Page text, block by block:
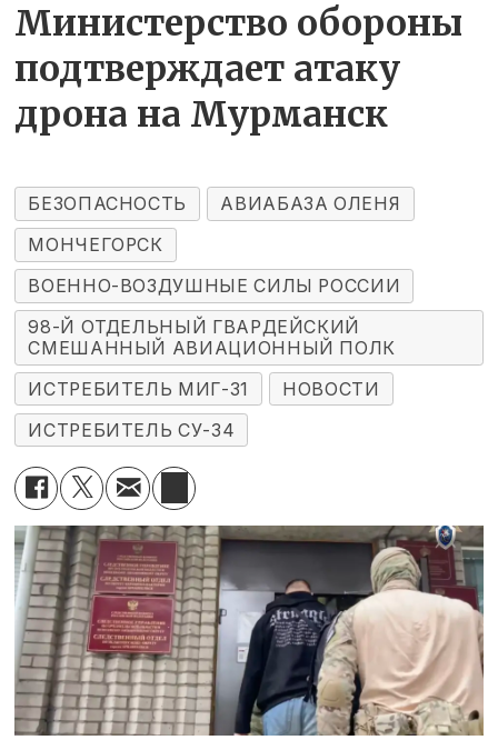
Министерство обороны
подтверждает атаку
дрона на Мурманск
БЕЗОПАСНОСТЬ
АВИАБАЗА ОЛЕНЯ
МОНЧЕГОРСК
ВОЕННО-ВОЗДУШНЫЕ СИЛЫ РОССИИ
98-Й ОТДЕЛЬНЫЙ ГВАРДЕЙСКИЙ
СМЕШАННЫЙ АВИАЦИОННЫЙ ПОЛК
ИСТРЕБИТЕЛЬ МИГ-31
НОВОСТИ
ИСТРЕБИТЕЛЬ СУ-34